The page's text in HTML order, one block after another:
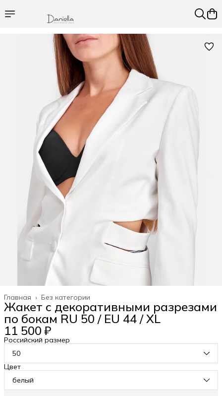
Без категории
Главная ›
Жакет с декоративными разрезами
по бокам RU 50 / EU 44 / XL
11 500 ₽
Российский размер
50
Цвет
белый